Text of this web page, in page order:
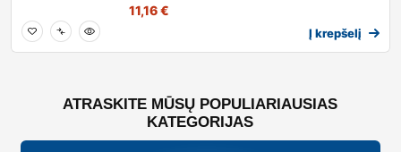
11,16€
Į krepšelį
ATRASKITE MŪSŲ POPULIARIAUSIAS
KATEGORIJAS